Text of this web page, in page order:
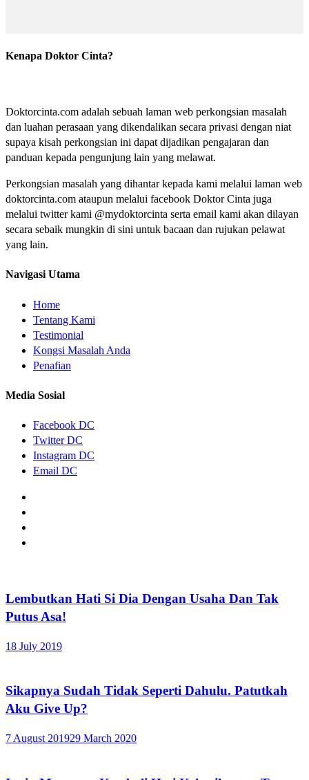
Kenapa Doktor Cinta?
Doktorcinta.com adalah sebuah laman web perkongsian masalah
dan luahan perasaan yang dikendalikan secara privasi dengan niat
supaya kisah perkongsian ini dapat dijadikan pengajaran dan
panduan kepada pengunjung lain yang melawat.
Perkongsian masalah yang dihantar kepada kami melalui laman web
doktorcinta.com ataupun melalui facebook Doktor Cinta juga
melalui twitter kami @mydoktorcinta serta email kami akan dilayan
secara sebaik mungkin di sini untuk bacaan dan rujukan pelawat
yang lain.
Navigasi Utama
Home
Tentang Kami
Testimonial
Kongsi Masalah Anda
Penafian
Media Sosial
Facebook DC
Twitter DC
Instagram DC
Email DC
Lembutkan Hati Si Dia Dengan Usaha Dan Tak
Putus Asa!
18 July 2019
Sikapnya Sudah Tidak Seperti Dahulu. Patutkah
Aku Give Up?
7 August 201929 March 2020